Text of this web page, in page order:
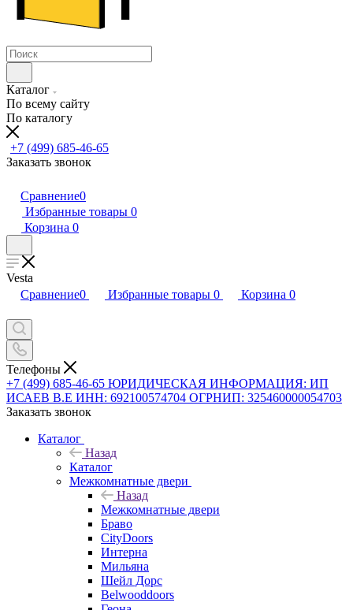
Каталог
По всему сайту
По каталогу
+7 (499) 685-46-65
Заказать звонок
Сравнение0
Избранные товары 0
Корзина 0
Vesta
Сравнение0 Избранные товары 0 Корзина 0
Телефоны
+7 (499) 685-46-65 ЮРИДИЧЕСКАЯ ИНФОРМАЦИЯ: ИП
ИСАЕВ В.Е ИНН: 692100574704 ОГРНИП: 325460000054703
Заказать звонок
Каталог
Назад
Каталог
Межкомнатные двери
Назад
Межкомнатные двери
Браво
CityDoors
Интерна
Мильяна
Шейл Дорс
Belwooddoors